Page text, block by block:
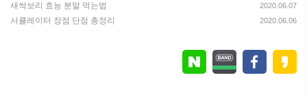
새싹보리 효능 분말 먹는법 2020.06.07
서큘레이터 장점 단점 총정리 2020.06.06